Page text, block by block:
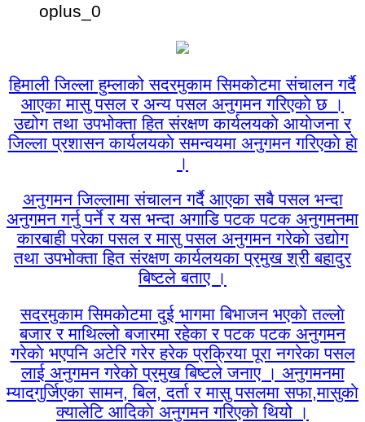
oplus_0
हिमाली जिल्ला हुम्लाको सदरमुकाम सिमकाेटमा संचालन गर्दै
आएका मासु पसल र अन्य पसल अनुगमन गरिएकाे छ ।
उद्योग तथा उपभोक्ता हित संरक्षण कार्यलयकाे आयाेजना र
जिल्ला प्रशासन कार्यलयकाे समन्वयमा अनुगमन गरिएकाे हाे
।
अनुगमन जिल्लामा संचालन गर्दै आएका सबै पसल भन्दा
अनुगमन गर्नु पर्ने र यस भन्दा अगाडि पटक पटक अनुगमनमा
कारबाही परेका पसल र मासु पसल अनुगमन गरेकाे उद्योग
तथा उपभोक्ता हित संरक्षण कार्यलयका प्रमुख श्री बहादुर
बिष्टले बताए ।
सदरमुकाम सिमकाेटमा दुई भागमा बिभाजन भएकाे तल्लाे
बजार र माथिल्लो बजारमा रहेका र पटक पटक अनुगमन
गरेकाे भएपनि अटेरि गरेर हरेक प्रक्रिया पूरा नगरेका पसल
लाई अनुगमन गरेकाे प्रमुख बिष्टले जनाए । अनुगमनमा
म्यादगुर्जिएका सामन, बिल, दर्ता र मासु पसलमा सफा,मासुकाे
क्यालेटि आदिकाे अनुगमन गरिएकाे थियोे ।